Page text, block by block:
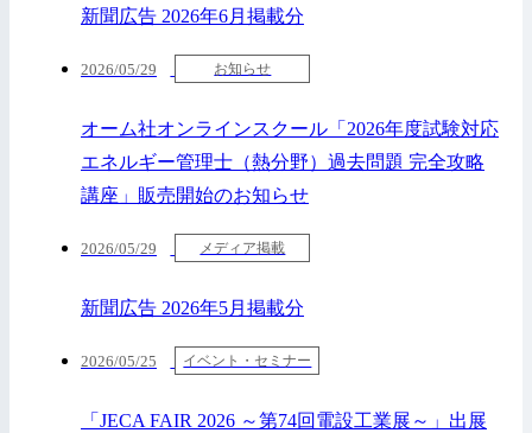
新聞広告 2026年6月掲載分
2026/05/29 お知らせ
オーム社オンラインスクール「2026年度試験対応
エネルギー管理士（熱分野）過去問題 完全攻略
講座」販売開始のお知らせ
2026/05/29 メディア掲載
新聞広告 2026年5月掲載分
2026/05/25 イベント・セミナー
「JECA FAIR 2026 ～第74回電設工業展～」出展